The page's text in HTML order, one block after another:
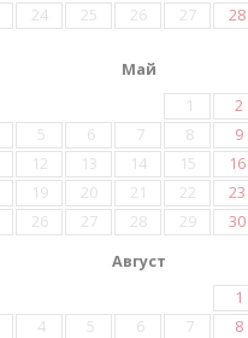
24 25 26 27 28
Май
1
2
5 6 7 8 9
12 13 14 15 16
19 20 21 22 23
26 27 28 29 30
Август
1
4 5 6 7 8